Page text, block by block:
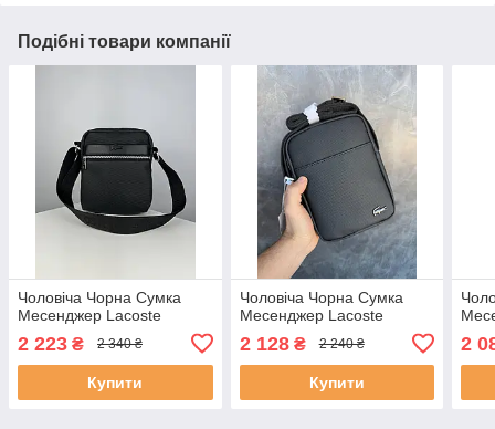
Подібні товари компанії
Чоловіча Чорна Сумка
Месенджер Lacoste
2 223 ₴ 2 340 ₴
Купити
Чоловіча Чорна Сумка
Месенджер Lacoste
2 128₴ 2 240 ₴
Купити
2